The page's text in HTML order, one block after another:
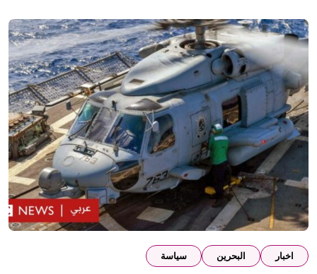
اخبار البحرين سياسة